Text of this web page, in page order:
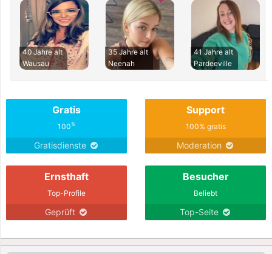
40 Jahre alt
Wausau
35 Jahre alt
Neenah
41 Jahre alt
Pardeeville
Gratis
100%
Gratisdienste
Support
100% gratis
Moderation
Ernsthaft
Top-Profile
Geprüft
Besucher
Beliebt
Top-Seite